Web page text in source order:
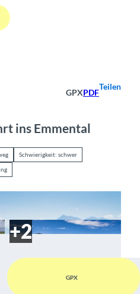
GPXPDF
Teilen
ins Emmental
Schwierigkeit: schwer
GPX